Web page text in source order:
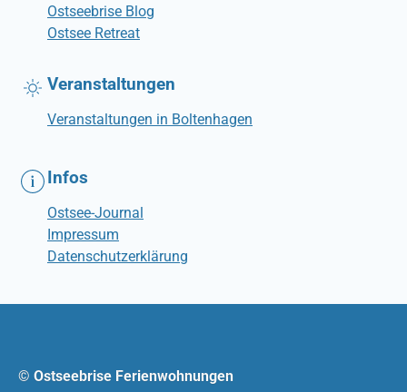
Ostseebrise Blog
Ostsee Retreat
Veranstaltungen
Veranstaltungen in Boltenhagen
Infos
Ostsee-Journal
Impressum
Datenschutzerklärung
© Ostseebrise Ferienwohnungen